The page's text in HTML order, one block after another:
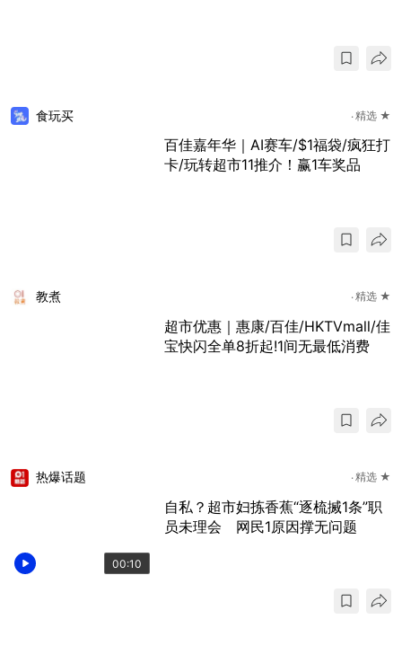
食玩买 精选 ★
百佳嘉年华｜AI赛车/$1福袋/疯狂打
卡/玩转超市11推介！赢1车奖品
教煮 精选 ★
超市优惠｜惠康/百佳/HKTVmall/佳
宝快闪全单8折起!1间无最低消费
00:10
热爆话题 精选 ★
自私？超市妇拣香蕉“逐梳搣1条”职
员未理会 网民1原因撑无问题